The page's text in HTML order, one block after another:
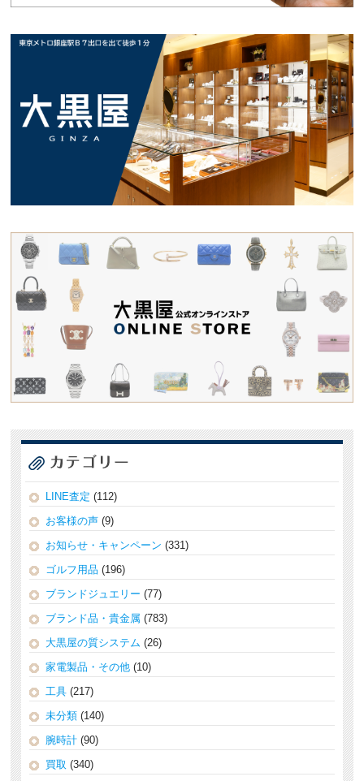
LINE査定 (112)
お客様の声 (9)
お知らせ・キャンペーン (331)
ゴルフ用品 (196)
ブランドジュエリー (77)
ブランド品・貴金属 (783)
大黒屋の質システム (26)
家電製品・その他 (10)
工具 (217)
未分類 (140)
腕時計 (90)
買取 (340)